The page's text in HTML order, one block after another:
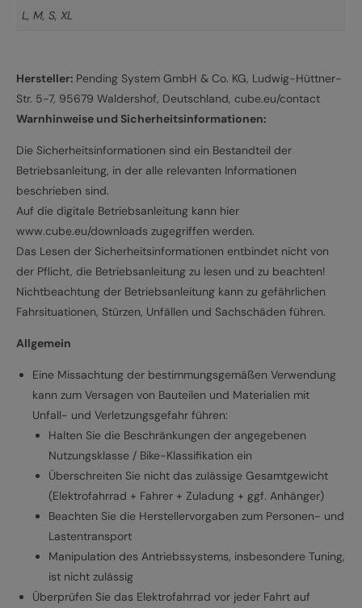
L, M, S, XL
Hersteller: Pending System GmbH & Co. KG, Ludwig-Hüttner-
Str. 5-7, 95679 Waldershof, Deutschland, cube.eu/contact
Warnhinweise und Sicherheitsinformationen:
Die Sicherheitsinformationen sind ein Bestandteil der
Betriebsanleitung, in der alle relevanten Informationen
beschrieben sind.
Auf die digitale Betriebsanleitung kann hier
www.cube.eu/downloads zugegriffen werden.
Das Lesen der Sicherheitsinformationen entbindet nicht von
der Pflicht, die Betriebsanleitung zu lesen und zu beachten!
Nichtbeachtung der Betriebsanleitung kann zu gefährlichen
Fahrsituationen, Stürzen, Unfällen und Sachschäden führen.
Allgemein
Eine Missachtung der bestimmungsgemäßen Verwendung
kann zum Versagen von Bauteilen und Materialien mit
Unfall- und Verletzungsgefahr führen:
Halten Sie die Beschränkungen der angegebenen
Nutzungsklasse / Bike-Klassifikation ein
Überschreiten Sie nicht das zulässige Gesamtgewicht
(Elektrofahrrad + Fahrer + Zuladung + ggf. Anhänger)
Beachten Sie die Herstellervorgaben zum Personen- und
Lastentransport
Manipulation des Antriebssystems, insbesondere Tuning,
ist nicht zulässig
Überprüfen Sie das Elektrofahrrad vor jeder Fahrt auf